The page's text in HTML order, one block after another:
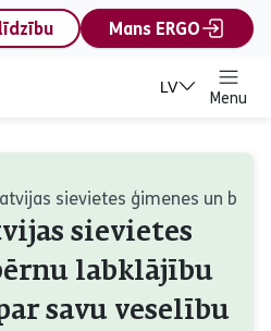
Mans ERGO
LV
Menu
sievietes ģimenes un
sievietes
labklājību
savu veselību